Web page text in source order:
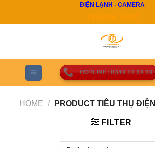
ĐIỆN LẠNH - CAMERA
HOTLINE: 0349 10 38 39
HOME / PRODUCT TIÊU THỤ ĐIỆN
FILTER